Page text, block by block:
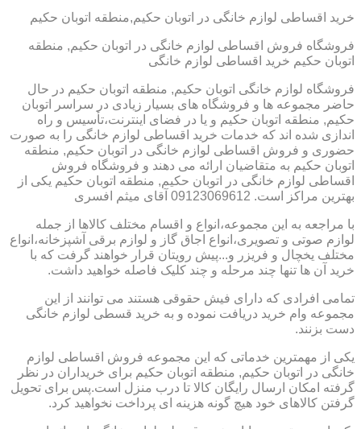
خرید اقساطی لوازم خانگی در اتوبان حکیم,منطقه اتوبان حکیم
فروشگاه فروش اقساطی لوازم خانگی در اتوبان حکیم, منطقه
اتوبان حکیم خرید اقساطی لوازم خانگی
فروشگاه لوازم خانگی اتوبان حکیم, منطقه اتوبان حکیم در حال
حاضر مجموعه ها و فروشگاه های بسیار زیادی در سراسر اتوبان
حکیم, منطقه اتوبان حکیم و یا در فضای اینترنت،تأسیس و راه
اندازی شده اند که خدمات خرید اقساطی لوازم خانگی را به صورت
حضوری و فروش اقساطی لوازم خانگی در اتوبان حکیم, منطقه
اتوبان حکیم به متقاضیان ارائه می دهند و فروشگاه فروش
اقساطی لوازم خانگی در اتوبان حکیم, منطقه اتوبان حکیم یکی از
بهترین مراکز است. 09123069612 آقای میثم افسری
با مراجعه به این مجموعه،انواع و اقسام مختلف کالاها از جمله
لوازم صوتی و تصویری،انواع اجاق گاز و لوازم برقی آشپزخانه،انواع
مختلف یخچال و فریزر و...پیش رویتان قرار خواهند گرفت که با
خرید آن ها تنها چند مرحله و چند کلیک فاصله خواهید داشت.
تمامی افرادی که دارای فیش حقوقی هستند می توانند از این
مجموعه وام خرید دریافت نموده و به خرید قسطی لوازم خانگی
دست بزنند.
یکی از مهمترین خدماتی که این مجموعه فروش اقساطی لوازم
خانگی در اتوبان حکیم, منطقه اتوبان حکیم برای خریداران در نظر
گرفته امکان ارسال رایگان کالا تا درب منزل است.پس برای تحویل
گرفتن کالاهای خود هیچ گونه هزینه ای پرداخت نخواهید کرد.